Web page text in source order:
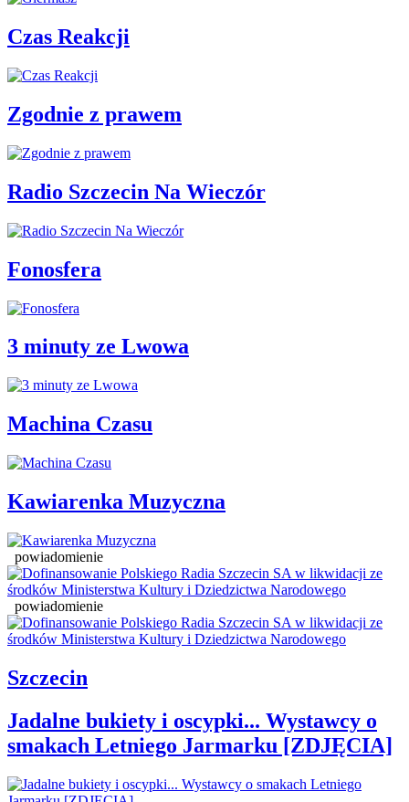
Czas Reakcji
Zgodnie z prawem
Radio Szczecin Na Wieczór
Fonosfera
3 minuty ze Lwowa
Machina Czasu
Kawiarenka Muzyczna
powiadomienie
powiadomienie
Szczecin
Jadalne bukiety i oscypki... Wystawcy o
smakach Letniego Jarmarku [ZDJĘCIA]